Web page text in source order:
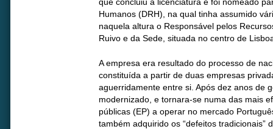
que concluiu a licenciatura e foi nomeado
Humanos (DRH), na qual tinha assumido
naquela altura o Responsável pelos
Ruivo e da Sede, situada no centro de
A empresa era resultado do processo de
constituída a partir de duas empresas
aguerridamente entre si. Após dez anos de
modernizado, e tornara-se numa das mais
públicas (EP) a operar no mercado
também adquirido os “defeitos tradicionais”